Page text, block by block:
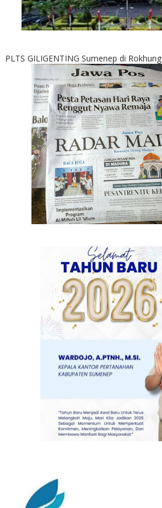
PLTS GILIGENTING Sumenep di Rokhung